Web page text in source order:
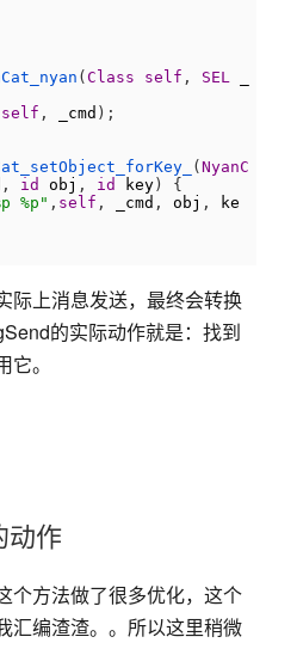
( Class self , SEL
self , _cmd ) ;
( NyanC
, id obj , id key)
{
%p" , self , _cmd , obj ,
ke
际上消息发送，最终会转换
的实际动作就是：找到
。
动作
个方法做了很多优化，这个
汇编渣渣。。所以这里稍微